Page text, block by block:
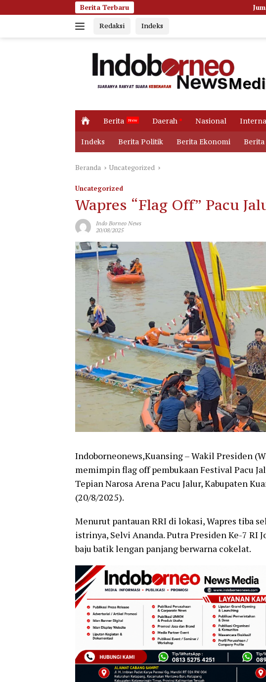
ke
Berita Terbaru Jumat Pagi Membara,
Redaksi Indeks
H
m
e
Berita Daerah Nasional
Indeks Berita Politik Berita Ekonomi Berita
Beranda Uncategorized
Uncategorized
Wapres “Flag Off” Pacu
Indo Borneo News
20/08/2025
Indoborneonews,Kuansing – Wakil Presiden
memimpin flag off pembukaan Festival Pacu
Tepian Narosa Arena Pacu Jalur, Kabupaten
(20/8/2025).
Menurut pantauan RRI di lokasi, Wapres tiba
istrinya, Selvi Ananda. Putra Presiden Ke-7 RI
baju batik lengan panjang berwarna cokelat.